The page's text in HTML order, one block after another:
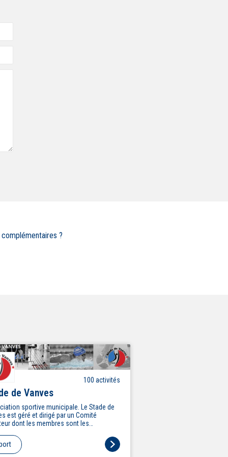
?
100 activités
de Vanves
sportive municipale. Le Stade de
est géré et dirigé par un Comité
dont les membres sont les
Assemblée Générale, renouvelable par
les 2 ans. Un membre